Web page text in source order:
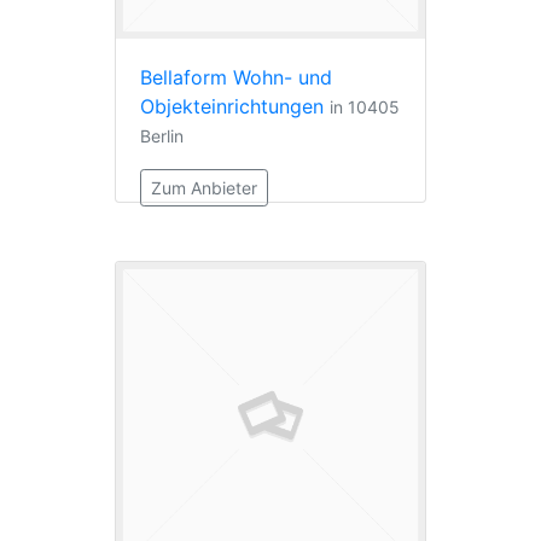
Bellaform Wohn- und
Objekteinrichtungen in 10405
Berlin
Zum Anbieter